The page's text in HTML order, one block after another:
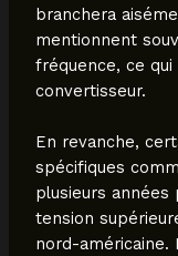
branchera
mentionnent
fréquence, ce qui
convertisseur.
En revanche,
spécifiques
plusieurs
tension
nord-américaine.